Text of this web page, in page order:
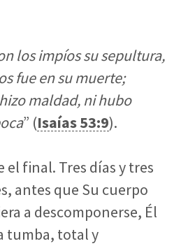
los impíos su sepultura,
fue en su muerte;
maldad, ni hubo
” (Isaías 53:9).
el final. Tres días y tres
antes que Su cuerpo
a descomponerse, Él
tumba, total y